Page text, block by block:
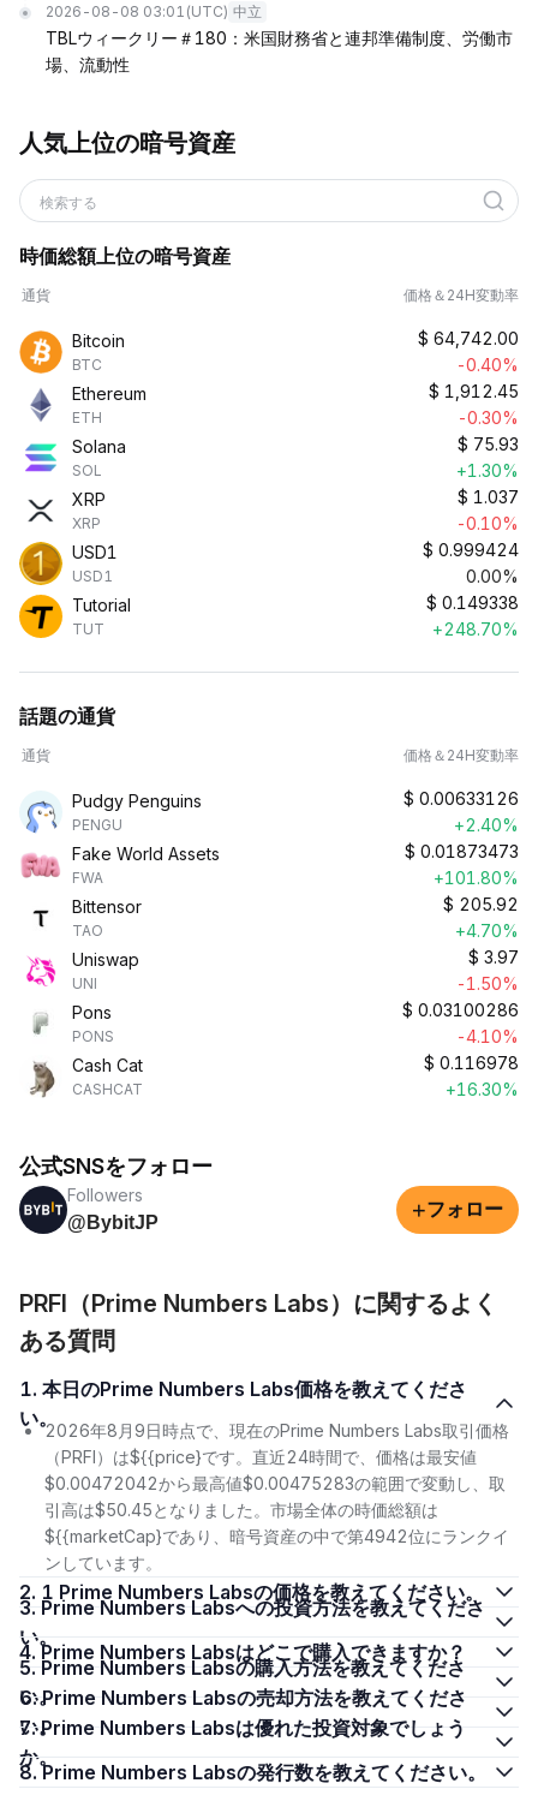
2026-08-08 03:01 (UTC) 中立
TBLウィークリー＃180：米国財務省と連邦準備制度、労働市
場、流動性
人気上位の暗号資産
検索する
時価総額上位の暗号資産
通貨 価格＆24H変動率
Bitcoin
BTC
$ 64,742.00
-0.40%
Ethereum
ETH
$ 1,912.45
-0.30%
Solana
SOL
$ 75.93
+1.30%
XRP
XRP
$ 1.037
-0.10%
USD1
USD1
$ 0.999424
0.00%
Tutorial
TUT
$ 0.149338
+248.70%
話題の通貨
通貨 価格＆24H変動率
Pudgy Penguins
PENGU
$ 0.00633126
+2.40%
Fake World Assets
FWA
$ 0.01873473
+101.80%
Bittensor
TAO
$ 205.92
+4.70%
Uniswap
UNI
$ 3.97
-1.50%
Pons
PONS
$ 0.03100286
-4.10%
Cash Cat
CASHCAT
$ 0.116978
+16.30%
公式SNSをフォロー
Followers
@BybitJP
+フォロー
PRFI（Prime Numbers Labs）に関するよく
ある質問
1. 本日のPrime Numbers Labs価格を教えてくださ
い。
2026年8月9日時点で、現在のPrime Numbers Labs取引価格
（PRFI）は${{price}です。直近24時間で、価格は最安値
$0.00472042から最高値$0.00475283の範囲で変動し、取
引高は$50.45となりました。市場全体の時価総額は
${{marketCap}であり、暗号資産の中で第4942位にランクイ
ンしています。
2. 1 Prime Numbers Labsの価格を教えてください。
3. Prime Numbers Labsへの投資方法を教えてくださ
い。
4. Prime Numbers Labsはどこで購入できますか？
5. Prime Numbers Labsの購入方法を教えてくださ
い。
6. Prime Numbers Labsの売却方法を教えてくださ
い。
7. Prime Numbers Labsは優れた投資対象でしょう
か。
8. Prime Numbers Labsの発行数を教えてください。